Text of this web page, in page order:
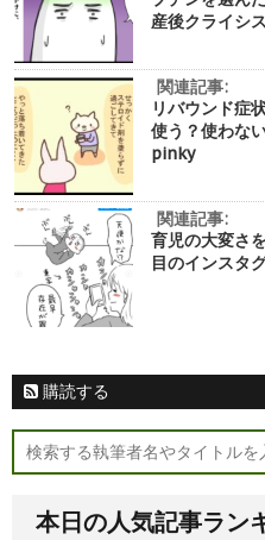
産後クライシ
関連記事:
リバウンド症
使う？使わな
pinky
関連記事:
育児の大変さ
目のインスタ
購読する
本日の人気記事ラン